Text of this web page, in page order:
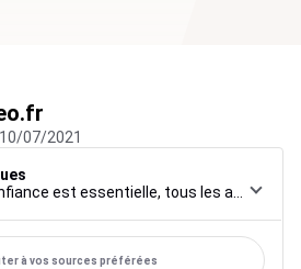
07/2021
à vos sources préférées